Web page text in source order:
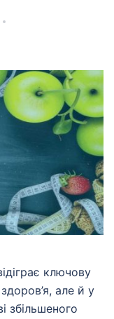
ключову
але й у
збільшеного